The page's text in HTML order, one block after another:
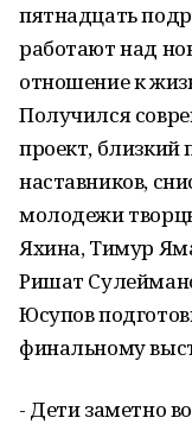
пятнадцать
работают над
отношение к
Получился
проект, близкий
наставников,
молодежи
Яхина, Тимур
Ришат
Юсупов
финальному
- Дети заметно